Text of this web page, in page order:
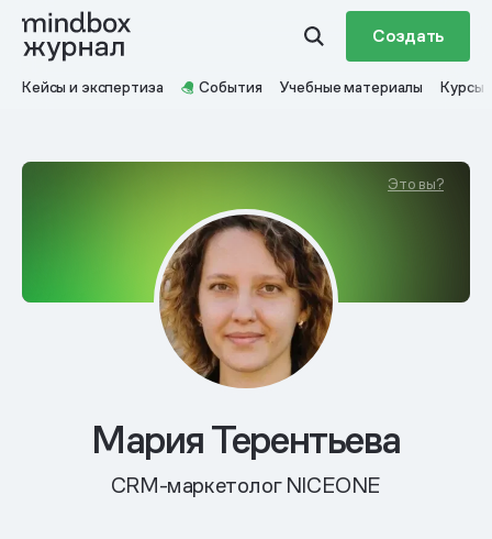
Создать
Кейсы и экспертиза События Учебные материалы Курсы
Это вы?
Мария Терентьева
CRM-маркетолог NICEONE